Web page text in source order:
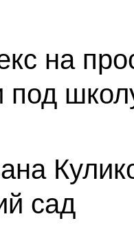
на
под
сад